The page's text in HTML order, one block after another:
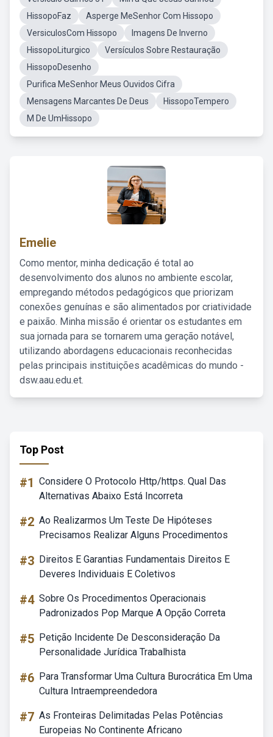
HissopoFaz
Asperge MeSenhor Com Hissopo
VersiculosCom Hissopo
Imagens De Inverno
HissopoLiturgico
Versículos Sobre Restauração
HissopoDesenho
Purifica MeSenhor Meus Ouvidos Cifra
Mensagens Marcantes De Deus
HissopoTempero
M De UmHissopo
Emelie
Como mentor, minha dedicação é total ao
desenvolvimento dos alunos no ambiente escolar,
empregando métodos pedagógicos que priorizam
conexões genuínas e são alimentados por criatividade
e paixão. Minha missão é orientar os estudantes em
sua jornada para se tornarem uma geração notável,
utilizando abordagens educacionais reconhecidas
pelas principais instituições acadêmicas do mundo -
dsw.aau.edu.et.
Top Post
#1 Considere O Protocolo Http/https. Qual Das
Alternativas Abaixo Está Incorreta
#2 Ao Realizarmos Um Teste De Hipóteses
Precisamos Realizar Alguns Procedimentos
#3 Direitos E Garantias Fundamentais Direitos E
Deveres Individuais E Coletivos
#4 Sobre Os Procedimentos Operacionais
Padronizados Pop Marque A Opção Correta
#5 Petição Incidente De Desconsideração Da
Personalidade Jurídica Trabalhista
#6 Para Transformar Uma Cultura Burocrática Em Uma
Cultura Intraempreendedora
#7 As Fronteiras Delimitadas Pelas Potências
Europeias No Continente Africano